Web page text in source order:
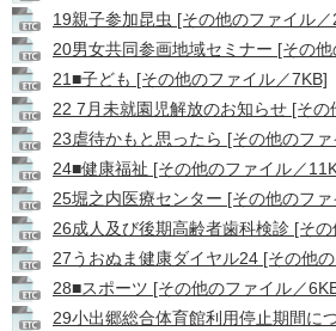
19親子参加昆虫 [その他のファイル／
20男女共同参画地域セミナー [その
21■子ども [その他のファイル／7KB]
22 7月未就園児解放のお知らせ [そ
23虐待かもと思ったら [その他のフ
24■健康福祉 [その他のファイル／
25堀之内医療センター [その他のフ
26成人及び後期高齢者歯科検診 [そ
27うおぬま健康ダイヤル24 [その他
28■スポーツ [その他のファイル／
29小出郷総合体育館利用停止期間に